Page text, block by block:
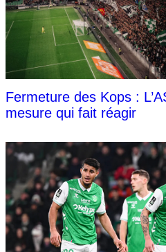
Fermeture des Kops :
mesure qui fait réagir